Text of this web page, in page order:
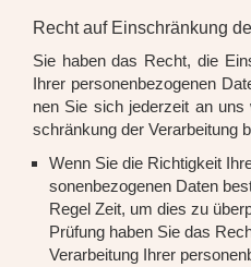
Recht auf Einschränkung
Sie haben das Recht, die
Ihrer per­so­nen­be­zo­ge­nen
nen Sie sich jeder­zeit an
schrän­kung der Ver­ar­bei­tung
Wenn Sie die Rich­tig­keit
so­nen­be­zo­ge­nen Daten
Regel Zeit, um dies zu
Prü­fung haben Sie das
Ver­ar­bei­tung Ihrer